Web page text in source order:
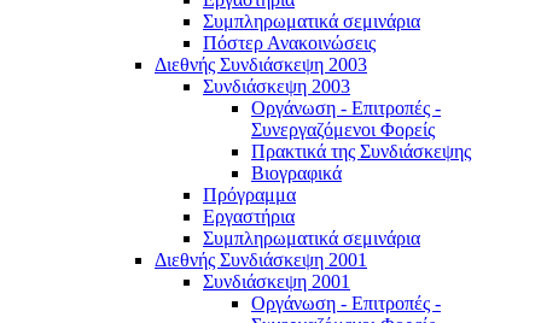
Συμπληρωματικά σεμινάρια
Πόστερ Ανακοινώσεις
Διεθνής Συνδιάσκεψη 2003
Συνδιάσκεψη 2003
Οργάνωση - Επιτροπές -
Συνεργαζόμενοι Φορείς
Πρακτικά της Συνδιάσκεψης
Βιογραφικά
Πρόγραμμα
Εργαστήρια
Συμπληρωματικά σεμινάρια
Διεθνής Συνδιάσκεψη 2001
Συνδιάσκεψη 2001
Οργάνωση - Επιτροπές -